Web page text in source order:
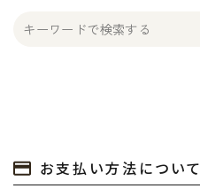
お支払い方法について